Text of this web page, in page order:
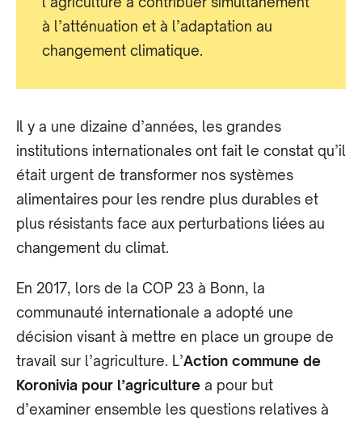
à l’atténuation et à l’adaptation au
changement climatique.
Il y a une dizaine d’années, les grandes
institutions internationales ont fait le constat qu’il
était urgent de transformer nos systèmes
alimentaires pour les rendre plus durables et
plus résistants face aux perturbations liées au
changement du climat.
En 2017, lors de la COP 23 à Bonn, la
communauté internationale a adopté une
décision visant à mettre en place un groupe de
travail sur l’agriculture. L’Action commune de
Koronivia pour l’agriculture a pour but
d’examiner ensemble les questions relatives à